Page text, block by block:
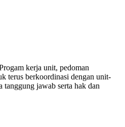
kerja unit, pedoman
terus berkoordinasi dengan unit-
tanggung jawab serta hak dan